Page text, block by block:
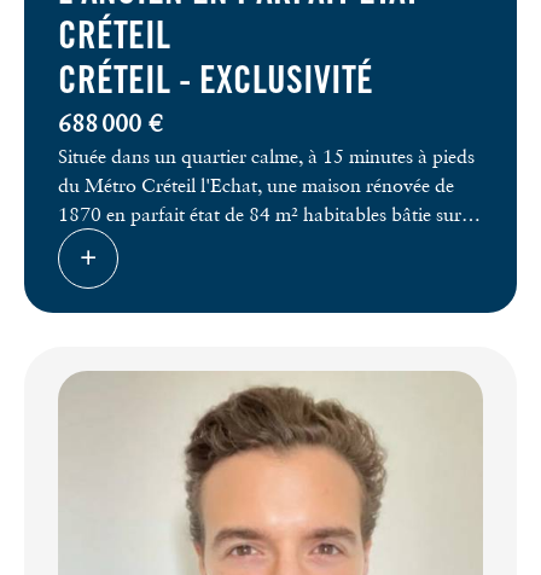
CRÉTEIL
CRÉTEIL - EXCLUSIVITÉ
688 000 €
Située dans un quartier calme, à 15 minutes à pieds
du Métro Créteil l'Echat, une maison rénovée de
1870 en parfait état de 84 m² habitables bâtie sur
un terrain de 474 m², comprenant:
Au rez-de-chaussée: entrée, séjour et salle à manger
Une grande cave et des combles isolés complètent la
maison. Depuis l'extérieur, une buanderie d'environ
6m² (en plus de la superficie habitable de 84m²).
Possibilité d'aménager le sous sol et de gagner en
superficie. Aucun travaux à prévoir. Deux
climatisations réversibles sont installées dans le
séjour et dans une chambre, complétant le